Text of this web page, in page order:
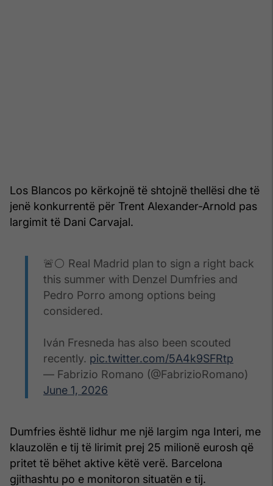
Los Blancos po kërkojnë të shtojnë thellësi dhe të
jenë konkurrentë për Trent Alexander-Arnold pas
largimit të Dani Carvajal.
🚨⚪️ Real Madrid plan to sign a right back
this summer with Denzel Dumfries and
Pedro Porro among options being
considered.
Iván Fresneda has also been scouted
recently. pic.twitter.com/5A4k9SFRtp
— Fabrizio Romano (@FabrizioRomano)
June 1, 2026
Dumfries është lidhur me një largim nga Interi, me
klauzolën e tij të lirimit prej 25 milionë eurosh që
pritet të bëhet aktive këtë verë. Barcelona
gjithashtu po e monitoron situatën e tij.